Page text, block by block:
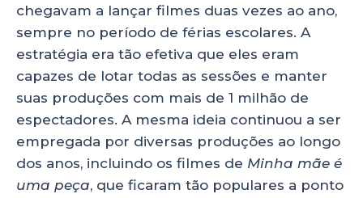
chegavam a lançar filmes duas vezes ao ano,
sempre no período de férias escolares. A
estratégia era tão efetiva que eles eram
capazes de lotar todas as sessões e manter
suas produções com mais de 1 milhão de
espectadores. A mesma ideia continuou a ser
empregada por diversas produções ao longo
dos anos, incluindo os filmes de Minha mãe é
uma peça, que ficaram tão populares a ponto